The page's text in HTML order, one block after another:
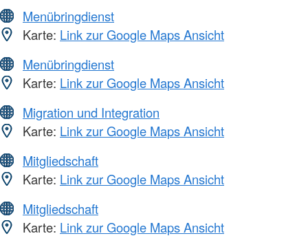
Menübringdienst
Karte: Link zur Google Maps Ansicht
Menübringdienst
Karte: Link zur Google Maps Ansicht
Migration und Integration
Karte: Link zur Google Maps Ansicht
Mitgliedschaft
Karte: Link zur Google Maps Ansicht
Mitgliedschaft
Karte: Link zur Google Maps Ansicht